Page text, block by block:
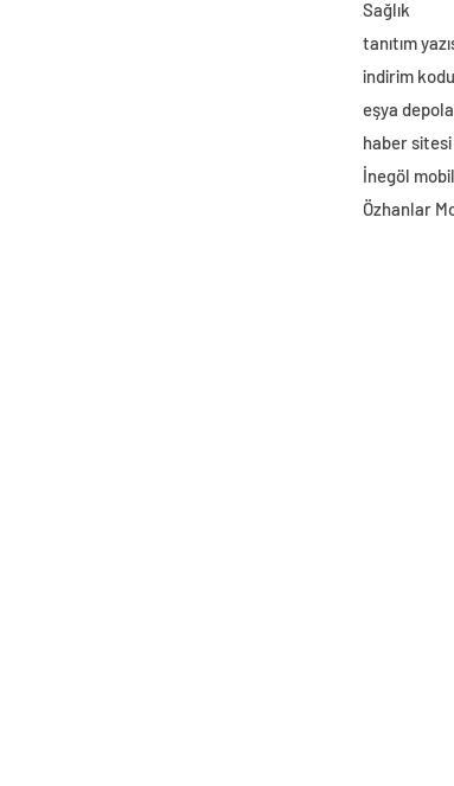
Sağlık
tanıtım
indirim kodu
eşya
haber sitesi
İnegöl
Özhanlar